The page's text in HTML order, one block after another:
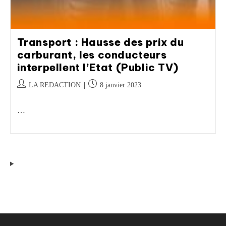
Transport : Hausse des prix du
carburant, les conducteurs
interpellent l’Etat (Public TV)
LA REDACTION 8 janvier 2023
…